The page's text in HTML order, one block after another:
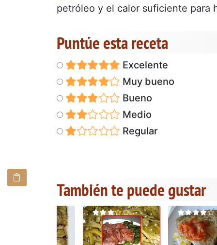
petróleo y el calor suficiente para
Puntúe esta receta
Excelente
Muy bueno
Bueno
Medio
Regular
También te puede gustar